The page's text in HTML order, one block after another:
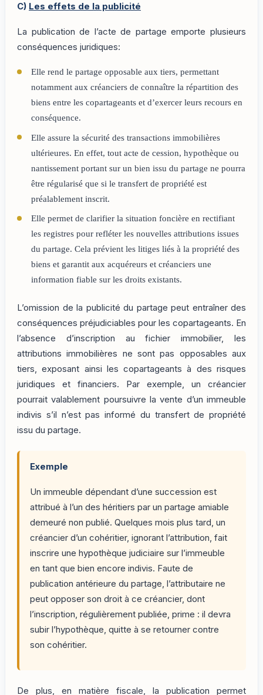
C) Les effets de la publicité
La publication de l’acte de partage emporte plusieurs
conséquences juridiques:
Elle rend le partage opposable aux tiers, permettant
notamment aux créanciers de connaître la répartition des
biens entre les copartageants et d’exercer leurs recours en
conséquence.
Elle assure la sécurité des transactions immobilières
ultérieures. En effet, tout acte de cession, hypothèque ou
nantissement portant sur un bien issu du partage ne pourra
être régularisé que si le transfert de propriété est
préalablement inscrit.
Elle permet de clarifier la situation foncière en rectifiant
les registres pour refléter les nouvelles attributions issues
du partage. Cela prévient les litiges liés à la propriété des
biens et garantit aux acquéreurs et créanciers une
information fiable sur les droits existants.
L’omission de la publicité du partage peut entraîner des
conséquences préjudiciables pour les copartageants. En
l’absence d’inscription au fichier immobilier, les
attributions immobilières ne sont pas opposables aux
tiers, exposant ainsi les copartageants à des risques
juridiques et financiers. Par exemple, un créancier
pourrait valablement poursuivre la vente d’un immeuble
indivis s’il n’est pas informé du transfert de propriété
issu du partage.
Exemple
Un immeuble dépendant d’une succession est
attribué à l’un des héritiers par un partage amiable
demeuré non publié. Quelques mois plus tard, un
créancier d’un cohéritier, ignorant l’attribution, fait
inscrire une hypothèque judiciaire sur l’immeuble
en tant que bien encore indivis. Faute de
publication antérieure du partage, l’attributaire ne
peut opposer son droit à ce créancier, dont
l’inscription, régulièrement publiée, prime : il devra
subir l’hypothèque, quitte à se retourner contre
son cohéritier.
De plus, en matière fiscale, la publication permet